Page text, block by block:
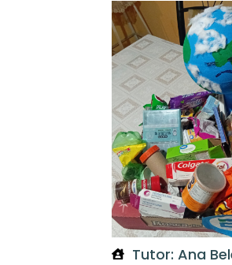
Tutor: Ana